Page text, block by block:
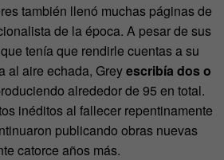
también llenó muchas páginas de
de la época. A pesar de sus
tenía que rendirle cuentas a su
al aire echada, Greyescribía dos o
alrededor de 95 en total.
inéditos al fallecer repentinamente
publicando obras nuevas
catorce años más.